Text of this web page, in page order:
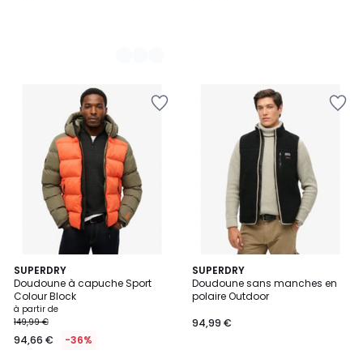
SUPERDRY
Doudoune à capuche Sport
Colour Block
à partir de
149,99 €
94,66 € -36%
3
Couleurs
SUPERDRY
Doudoune sans manches en
polaire Outdoor
94,99 €